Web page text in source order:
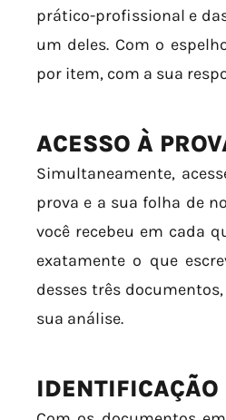
prático-profissional e
um deles. Com o
por item, com a sua
ACESSO À
Simultaneamente,
prova e a sua folha de
você recebeu em cada
exatamente o que
desses três
sua análise.